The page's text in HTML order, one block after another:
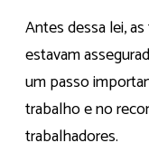
Antes dessa lei,
estavam
um passo
trabalho e no
trabalhadores.